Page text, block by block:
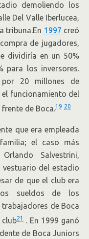
demoliendo los
Del Valle Iberlucea,
tribuna.En 1997 creó
de jugadores,
dividiría en un 50%
para los inversores.
por 20 millones de
funcionamiento del
de Boca.19 20
que era empleada
el caso más
Salvestrini,
del estadio
de que el club era
sueldos de los
de Boca
club21
. En 1999 ganó
de Boca Juniors